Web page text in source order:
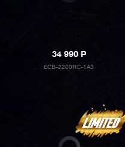
34 990P
ECB-2200RC-1A3